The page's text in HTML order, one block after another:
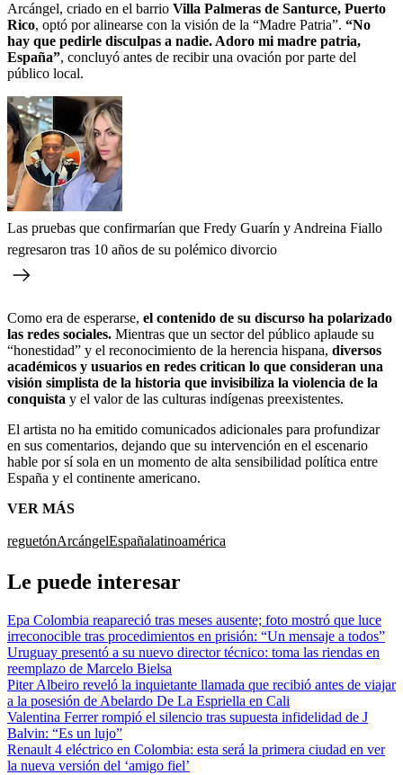
Arcángel, criado en el barrio Villa Palmeras de Santurce, Puerto
Rico, optó por alinearse con la visión de la “Madre Patria”. “No
hay que pedirle disculpas a nadie. Adoro mi madre patria,
España”, concluyó antes de recibir una ovación por parte del
público local.
Las pruebas que confirmarían que Fredy Guarín y Andreina Fiallo
regresaron tras 10 años de su polémico divorcio
Como era de esperarse, el contenido de su discurso ha polarizado
las redes sociales. Mientras que un sector del público aplaude su
“honestidad” y el reconocimiento de la herencia hispana, diversos
académicos y usuarios en redes critican lo que consideran una
visión simplista de la historia que invisibiliza la violencia de la
conquista y el valor de las culturas indígenas preexistentes.
El artista no ha emitido comunicados adicionales para profundizar
en sus comentarios, dejando que su intervención en el escenario
hable por sí sola en un momento de alta sensibilidad política entre
España y el continente americano.
VER MÁS
reguetónArcángelEspañalatinoamérica
Le puede interesar
Epa Colombia reapareció tras meses ausente; foto mostró que luce
irreconocible tras procedimientos en prisión: “Un mensaje a todos”
Uruguay presentó a su nuevo director técnico: toma las riendas en
reemplazo de Marcelo Bielsa
Piter Albeiro reveló la inquietante llamada que recibió antes de viajar
a la posesión de Abelardo De La Espriella en Cali
Valentina Ferrer rompió el silencio tras supuesta infidelidad de J
Balvin: “Es un lujo”
Renault 4 eléctrico en Colombia: esta será la primera ciudad en ver
la nueva versión del ‘amigo fiel’